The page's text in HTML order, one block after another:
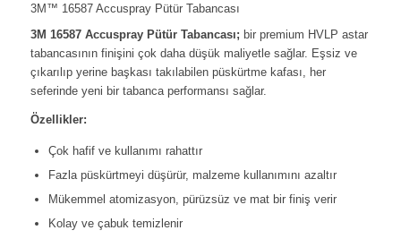
3M™ 16587 Accuspray Pütür Tabancası
3M 16587 Accuspray Pütür Tabancası; bir premium HVLP astar
tabancasının finişini çok daha düşük maliyetle sağlar. Eşsiz ve
çıkarılıp yerine başkası takılabilen püskürtme kafası, her
seferinde yeni bir tabanca performansı sağlar.
Özellikler:
Çok hafif ve kullanımı rahattır
Fazla püskürtmeyi düşürür, malzeme kullanımını azaltır
Mükemmel atomizasyon, pürüzsüz ve mat bir finiş verir
Kolay ve çabuk temizlenir